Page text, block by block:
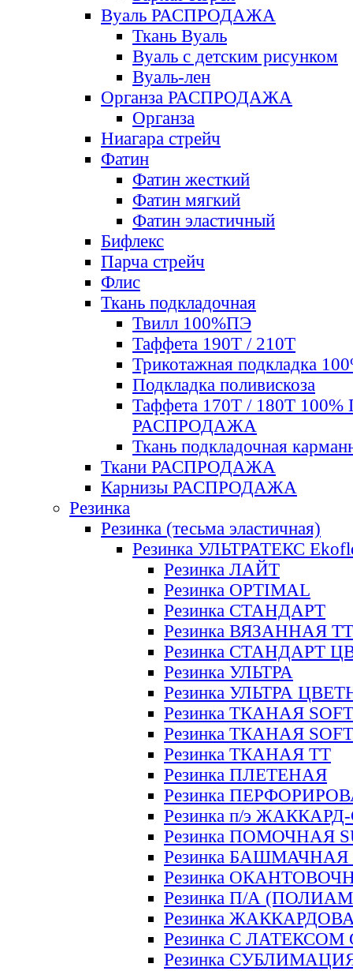
Вуаль РАСПРОДАЖА
Ткань Вуаль
Вуаль с детским рисунком
Вуаль-лен
Органза РАСПРОДАЖА
Органза
Ниагара стрейч
Фатин
Фатин жесткий
Фатин мягкий
Фатин элаcтичный
Бифлекс
Парча стрейч
Флис
Ткань подкладочная
Твилл 100%ПЭ
Таффета 190Т / 210Т
Трикотажная подкладка
Подкладка поливискоза
Таффета 170Т / 180Т 100%
РАСПРОДАЖА
Ткань подкладочная
Ткани РАСПРОДАЖА
Карнизы РАСПРОДАЖА
Резинка
Резинка (тесьма эластичная)
Резинка УЛЬТРАТЕКС
Резинка ЛАЙТ
Резинка OPTIMAL
Резинка СТАНДАРТ
Резинка ВЯЗАННАЯ ТТ
Резинка СТАНДАРТ
Резинка УЛЬТРА
Резинка УЛЬТРА
Резинка ТКАНАЯ SOFT
Резинка ТКАНАЯ
Резинка ТКАНАЯ ТТ
Резинка ПЛЕТЕНАЯ
Резинка
Резинка п/э
Резинка ПОМОЧНАЯ
Резинка БАШМАЧНАЯ
Резинка
Резинка П/А
Резинка
Резинка С ЛАТЕКСОМ
Резинка